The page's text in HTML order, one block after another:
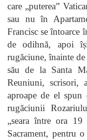
care „puterea”
sau nu în
Francisc se întoarce
de odihnă, apoi
rugăciune, înainte
său de la Santa
Reuniuni, scrisori,
aproape de el spun
rugăciunii
„seara între ora
Sacrament, pentru